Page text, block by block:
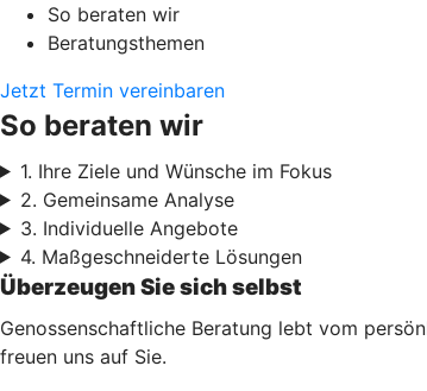
So beraten wir
Beratungsthemen
Jetzt Termin vereinbaren
So beraten wir
1. Ihre Ziele und Wünsche im Fokus
2. Gemeinsame Analyse
3. Individuelle Angebote
4. Maßgeschneiderte Lösungen
Überzeugen Sie sich selbst
Genossenschaftliche Beratung lebt vom
freuen uns auf Sie.